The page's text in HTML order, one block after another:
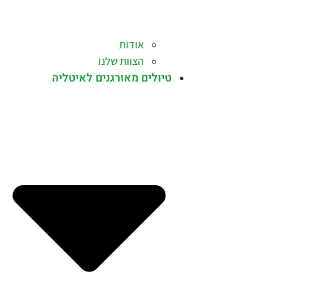
אודות
הצוות שלנו
טיולים מאורגנים לאיטליה